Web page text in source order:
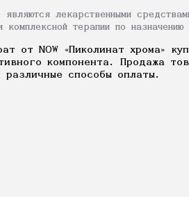
лекарственными
терапии по назначению
от NOW «Пиколинат хрома»
компонента. Продажа
различные способы оплаты.